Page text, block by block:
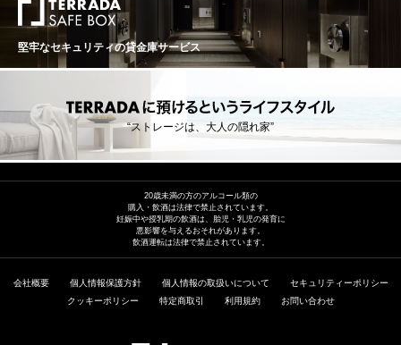
堅牢なセキュリティの貸金庫サービス
“ストレージは、大人の隠れ家”
20歳未満の方のアルコール類の
購入・飲酒は法律で禁止されています。
妊娠中や授乳期の飲酒は、胎児・乳児の発育に
悪影響を与えるおそれがあります。
飲酒運転は法律で禁止されています。
会社概要 個人情報保護方針 個人情報の取扱いについて
セキュリティーポリシー
クッキーポリシー
特定商取引 利用規約 お問い合わせ